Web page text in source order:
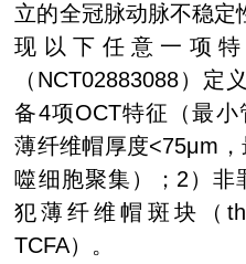
立的全冠脉动脉不稳定
现以下任意一项特
（ NCT02883088）定
备4项OCT特征（最小
薄纤维帽厚度<75μm
噬细胞聚集）； 2 ）非
犯薄纤维帽斑块（
TCFA）。